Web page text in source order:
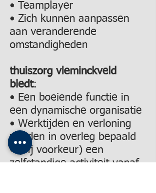
• Teamplayer
• Zich kunnen aanpassen
aan veranderende
omstandigheden
thuiszorg vleminckveld
biedt:
• Een boeiende functie in
een dynamische organisatie
• Werktijden en verloning
worden in overleg bepaald
• (bij voorkeur) een
zelfstandige activiteit vanaf